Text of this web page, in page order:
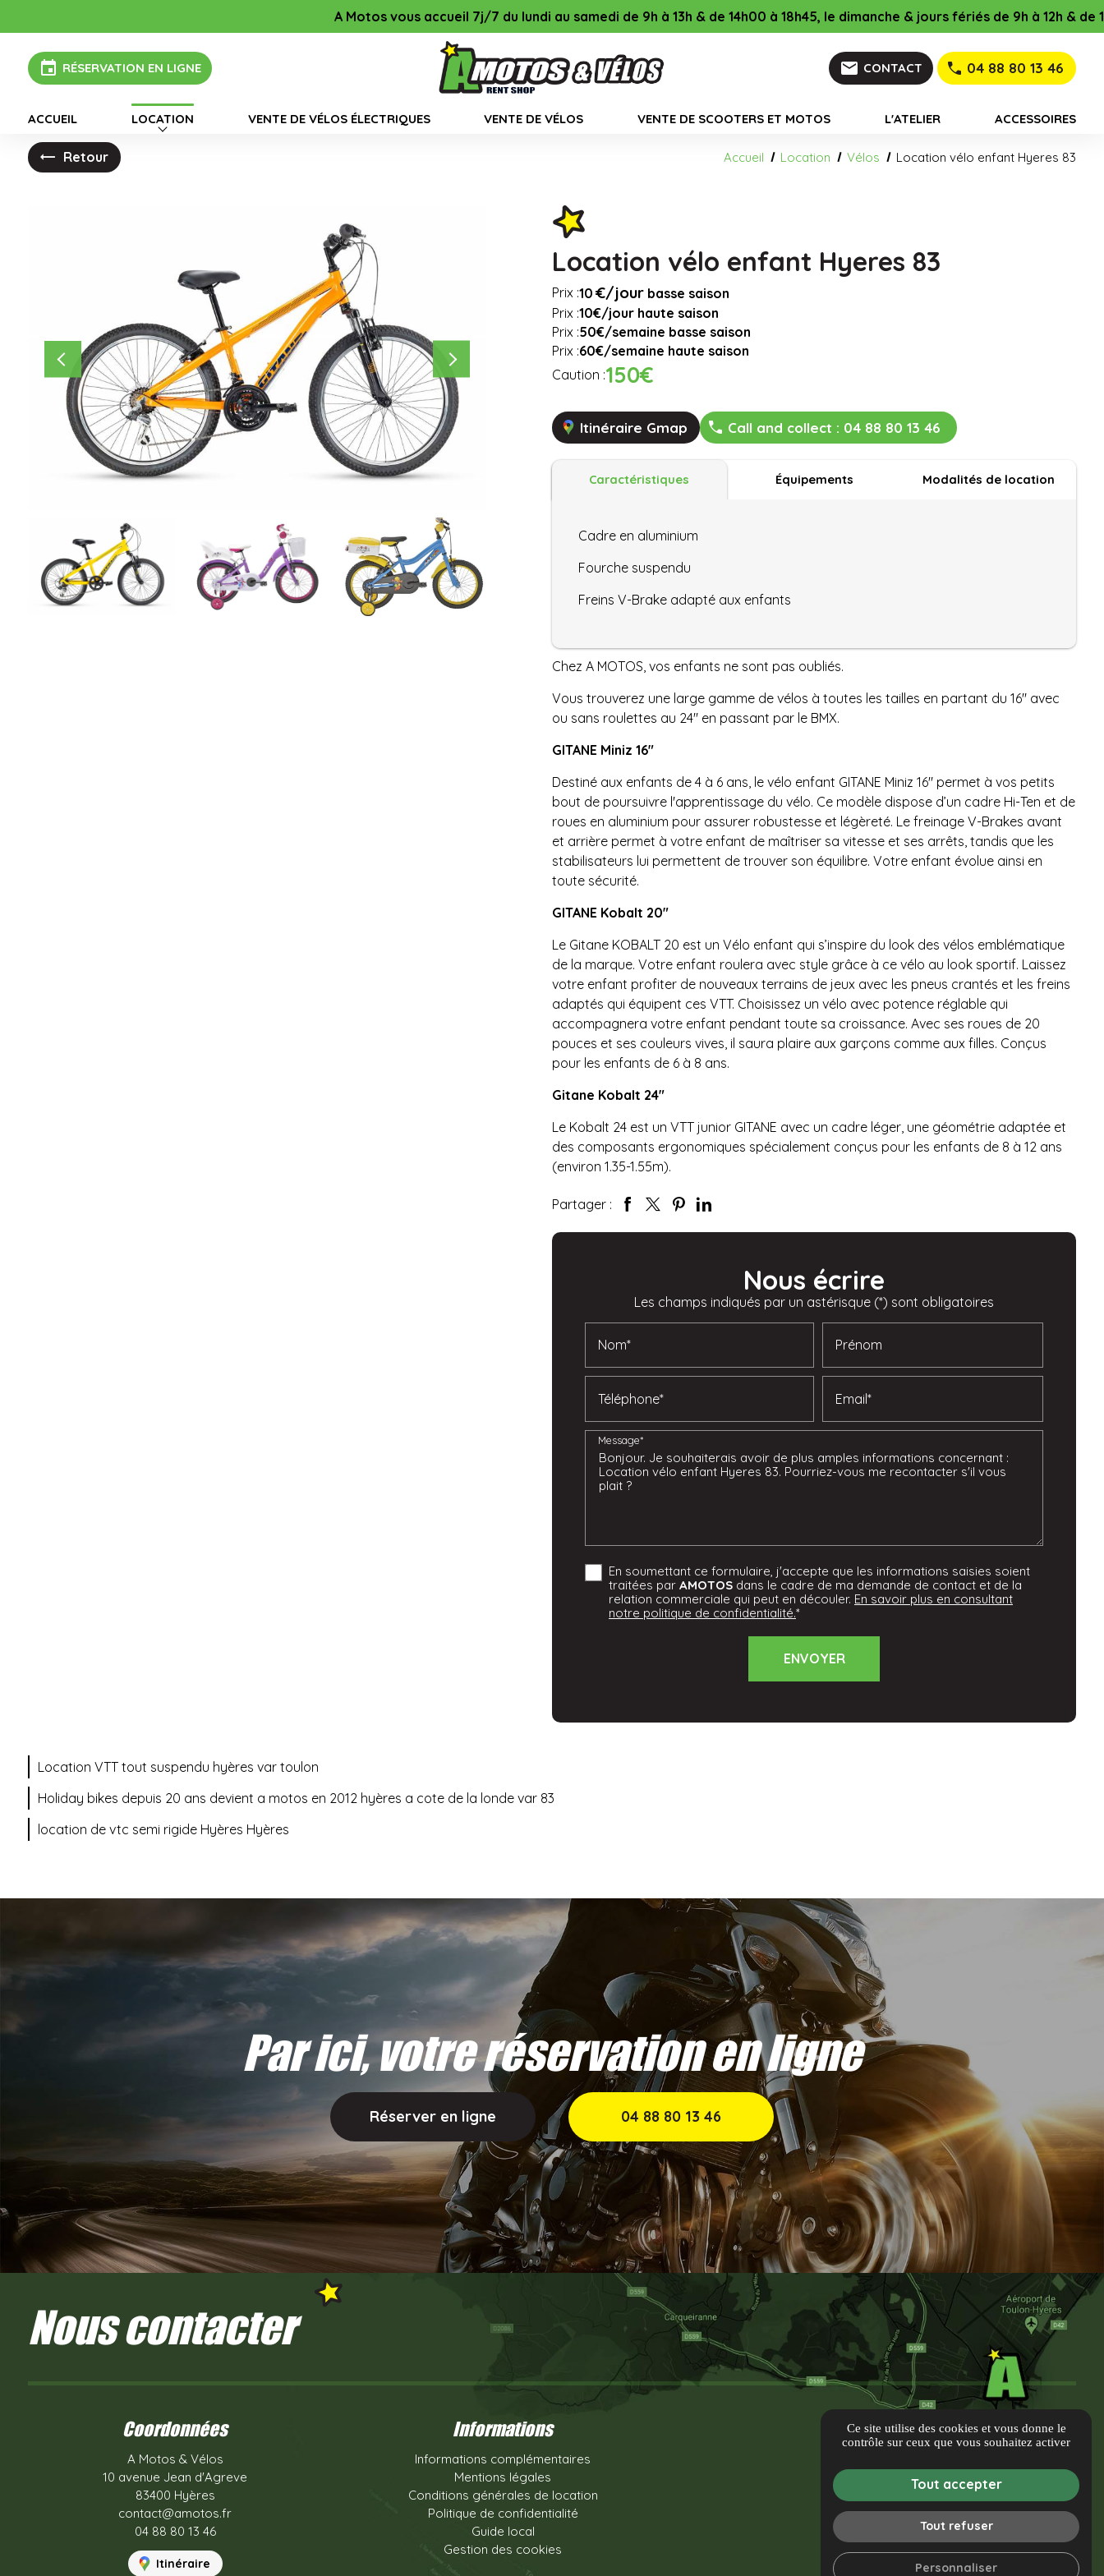
A Motos vous accueil 7j/7 du lundi au samedi de 9h à 13h & de 14h00 à 18h45, le dimanche & jours fériés de 9h à 12h & de 16h à 18h45 !
event RÉSERVATION EN LIGNE mail CONTACT 04 88 80 13 46
ACCUEIL LOCATION VENTE DE VÉLOS ÉLECTRIQUES VENTE DE VÉLOS VENTE DE SCOOTERS ET MOTOS L'ATELIER ACCESSOIRES
Accueil Location Vélos Location vélo enfant Hyeres 83
Retour
Previous Next
Location vélo enfant Hyeres 83
Prix :10€/jour basse saison
Prix :10€/jour haute saison
Prix :50€/semaine basse saison
Prix :60€/semaine haute saison
Caution :150€
Itinéraire Gmap Call and collect : 04 88 80 13 46
Caractéristiques Équipements Modalités de location
Cadre en aluminium
Fourche suspendu
Freins V-Brake adapté aux enfants
Chez A MOTOS, vos enfants ne sont pas oubliés.
Vous trouverez une large gamme de vélos à toutes les tailles en partant du 16" avec
ou sans roulettes au 24" en passant par le BMX.
GITANE Miniz 16"
Destiné aux enfants de 4 à 6 ans, le vélo enfant GITANE Miniz 16" permet à vos petits
bout de poursuivre l'apprentissage du vélo. Ce modèle dispose d’un cadre Hi-Ten et de
roues en aluminium pour assurer robustesse et légèreté. Le freinage V-Brakes avant
et arrière permet à votre enfant de maîtriser sa vitesse et ses arrêts, tandis que les
stabilisateurs lui permettent de trouver son équilibre. Votre enfant évolue ainsi en
toute sécurité.
GITANE Kobalt 20"
Le Gitane KOBALT 20 est un Vélo enfant qui s’inspire du look des vélos emblématique
de la marque. Votre enfant roulera avec style grâce à ce vélo au look sportif. Laissez
votre enfant profiter de nouveaux terrains de jeux avec les pneus crantés et les freins
adaptés qui équipent ces VTT. Choisissez un vélo avec potence réglable qui
accompagnera votre enfant pendant toute sa croissance. Avec ses roues de 20
pouces et ses couleurs vives, il saura plaire aux garçons comme aux filles. Conçus
pour les enfants de 6 à 8 ans.
Gitane Kobalt 24"
Le Kobalt 24 est un VTT junior GITANE avec un cadre léger, une géométrie adaptée et
des composants ergonomiques spécialement conçus pour les enfants de 8 à 12 ans
(environ 1.35-1.55m).
Partager :
Nous écrire
Les champs indiqués par un astérisque (*) sont obligatoires
Nom* Prénom
Téléphone* Email*
Message*
En soumettant ce formulaire, j'accepte que les informations saisies soient
traitées par AMOTOS dans le cadre de ma demande de contact et de la
relation commerciale qui peut en découler. En savoir plus en consultant
notre politique de confidentialité.*
Location VTT tout suspendu hyères var toulon
Holiday bikes depuis 20 ans devient a motos en 2012 hyères a cote de la londe var 83
location de vtc semi rigide Hyères Hyères
Par ici, votre réservation en ligne
Réserver en ligne 04 88 80 13 46
Nous contacter
Coordonnées
A Motos & Vélos
10 avenue Jean d'Agreve
83400 Hyères
contact@amotos.fr
04 88 80 13 46
Itinéraire
Informations
Informations complémentaires
Mentions légales
Conditions générales de location
Politique de confidentialité
Guide local
Gestion des cookies
Ce site utilise des cookies et vous donne le
contrôle sur ceux que vous souhaitez activer
Tout accepter
Tout refuser
Personnaliser